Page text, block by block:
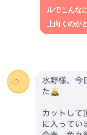
ルでこんな
上向くのか